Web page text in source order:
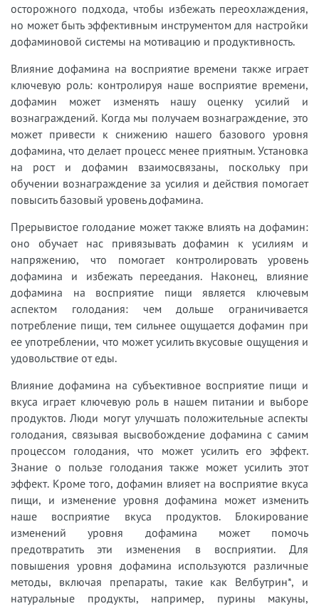
осторожного подхода, чтобы избежать переохлаждения,
но может быть эффективным инструментом для настройки
дофаминовой системы на мотивацию и продуктивность.
Влияние дофамина на восприятие времени также играет
ключевую роль: контролируя наше восприятие времени,
дофамин может изменять нашу оценку усилий и
вознаграждений. Когда мы получаем вознаграждение, это
может привести к снижению нашего базового уровня
дофамина, что делает процесс менее приятным. Установка
на рост и дофамин взаимосвязаны, поскольку при
обучении вознаграждение за усилия и действия помогает
повысить базовый уровень дофамина.
Прерывистое голодание может также влиять на дофамин:
оно обучает нас привязывать дофамин к усилиям и
напряжению, что помогает контролировать уровень
дофамина и избежать переедания. Наконец, влияние
дофамина на восприятие пищи является ключевым
аспектом голодания: чем дольше ограничивается
потребление пищи, тем сильнее ощущается дофамин при
ее употреблении, что может усилить вкусовые ощущения и
удовольствие от еды.
Влияние дофамина на субъективное восприятие пищи и
вкуса играет ключевую роль в нашем питании и выборе
продуктов. Люди могут улучшать положительные аспекты
голодания, связывая высвобождение дофамина с самим
процессом голодания, что может усилить его эффект.
Знание о пользе голодания также может усилить этот
эффект. Кроме того, дофамин влияет на восприятие вкуса
пищи, и изменение уровня дофамина может изменить
наше восприятие вкуса продуктов. Блокирование
изменений уровня дофамина может помочь
предотвратить эти изменения в восприятии. Для
повышения уровня дофамина используются различные
методы, включая препараты, такие как Велбутрин*, и
натуральные продукты, например, пурины макуны,